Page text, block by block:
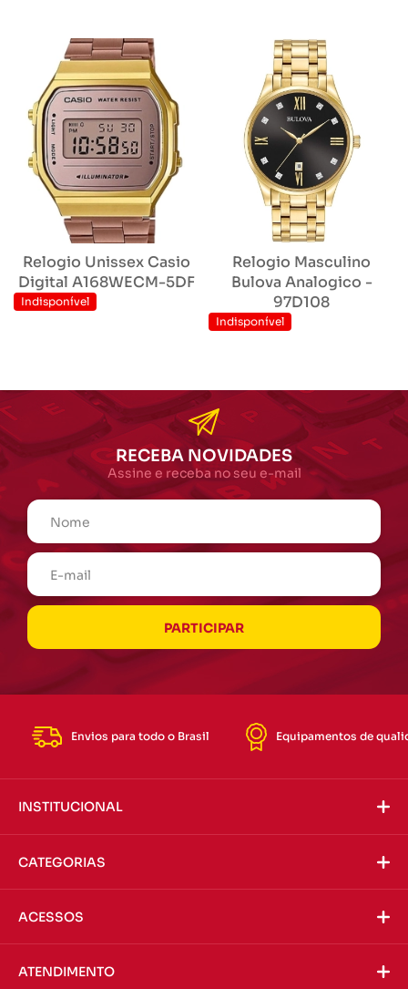
Relogio Unissex Casio
Digital A168WECM-5DF
Indisponível
Relogio Masculino
Bulova Analogico -
97D108
Indisponível
RECEBA NOVIDADES
Assine e receba no seu e-mail
Envios para todo o Brasil Equipamentos de
INSTITUCIONAL
CATEGORIAS
ACESSOS
ATENDIMENTO